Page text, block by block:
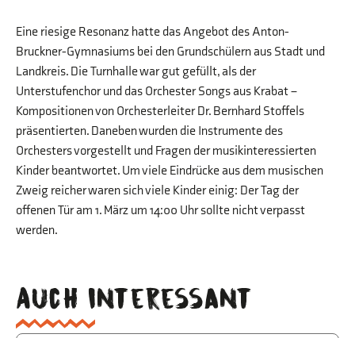
Eine riesige Resonanz hatte das Angebot des Anton-
Bruckner-Gymnasiums bei den Grundschülern aus Stadt und
Landkreis. Die Turnhalle war gut gefüllt, als der
Unterstufenchor und das Orchester Songs aus Krabat –
Kompositionen von Orchesterleiter Dr. Bernhard Stoffels
präsentierten. Daneben wurden die Instrumente des
Orchesters vorgestellt und Fragen der musikinteressierten
Kinder beantwortet. Um viele Eindrücke aus dem musischen
Zweig reicher waren sich viele Kinder einig: Der Tag der
offenen Tür am 1. März um 14:00 Uhr sollte nicht verpasst
werden.
Auch interessant